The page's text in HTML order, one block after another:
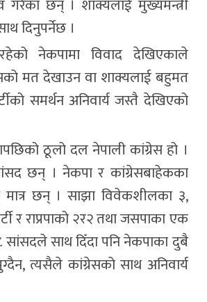
गरेका छन् । शाक्यलाई मुख्यमन्त्री
दिनुपर्नेछ ।
नेकपामा विवाद देखिएकाले
मत देखाउन वा शाक्यलाई बहुमत
समर्थन अनिवार्य जस्तै देखिएको
ठूलो दल नेपाली कांग्रेस हो ।
छन् । नेकपा र कांग्रेसबाहेकका
छन् । साझा विवेकशीलका ३,
र राप्रपाको २र२ तथा जसपाका एक
साथ दिँदा पनि नेकपाका दुबै
त्यसैले कांग्रेसको साथ अनिवार्य